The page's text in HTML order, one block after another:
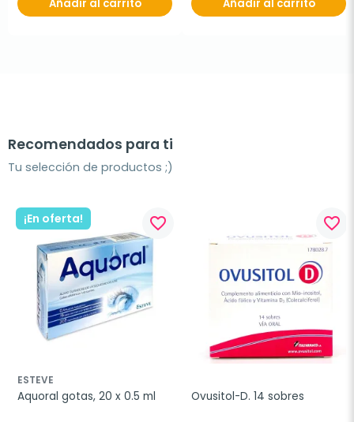
Añadir al carrito Añadir al carrito
Recomendados para ti
Tu selección de productos ;)
¡En oferta! favorite_border
ESTEVE
Aquoral gotas, 20 x 0.5 ml
favorite_border
Ovusitol-D. 14 sobres